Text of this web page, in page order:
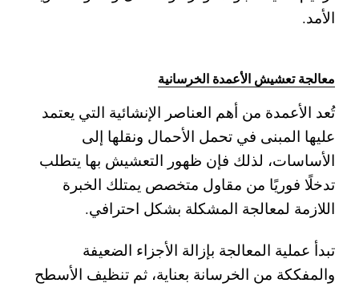
الأمد.
معالجة تعشيش الأعمدة الخرسانية
تُعد الأعمدة من أهم العناصر الإنشائية التي يعتمد
عليها المبنى في تحمل الأحمال ونقلها إلى
الأساسات، لذلك فإن ظهور التعشيش بها يتطلب
تدخلًا فوريًا من مقاول متخصص يمتلك الخبرة
اللازمة لمعالجة المشكلة بشكل احترافي.
تبدأ عملية المعالجة بإزالة الأجزاء الضعيفة
والمفككة من الخرسانة بعناية، ثم تنظيف الأسطح